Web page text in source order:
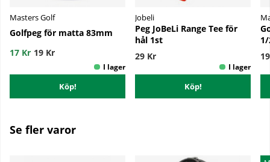
Masters Golf
Golfpeg för matta 83mm
17 Kr 19 Kr
Köp!
Jobeli
Peg JoBeLi Range Tee för
hål 1st
29 Kr
Köp!
Se fler varor